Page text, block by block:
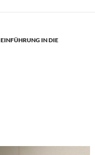
EINFÜHRUNG IN DIE